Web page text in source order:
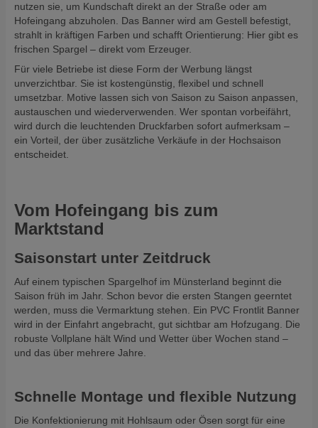
nutzen sie, um Kundschaft direkt an der Straße oder am
Hofeingang abzuholen. Das Banner wird am Gestell befestigt,
strahlt in kräftigen Farben und schafft Orientierung: Hier gibt es
frischen Spargel – direkt vom Erzeuger.
Für viele Betriebe ist diese Form der Werbung längst
unverzichtbar. Sie ist kostengünstig, flexibel und schnell
umsetzbar. Motive lassen sich von Saison zu Saison anpassen,
austauschen und wiederverwenden. Wer spontan vorbeifährt,
wird durch die leuchtenden Druckfarben sofort aufmerksam –
ein Vorteil, der über zusätzliche Verkäufe in der Hochsaison
entscheidet.
Vom Hofeingang bis zum
Marktstand
Saisonstart unter Zeitdruck
Auf einem typischen Spargelhof im Münsterland beginnt die
Saison früh im Jahr. Schon bevor die ersten Stangen geerntet
werden, muss die Vermarktung stehen. Ein PVC Frontlit Banner
wird in der Einfahrt angebracht, gut sichtbar am Hofzugang. Die
robuste Vollplane hält Wind und Wetter über Wochen stand –
und das über mehrere Jahre.
Schnelle Montage und flexible Nutzung
Die Konfektionierung mit Hohlsaum oder Ösen sorgt für eine